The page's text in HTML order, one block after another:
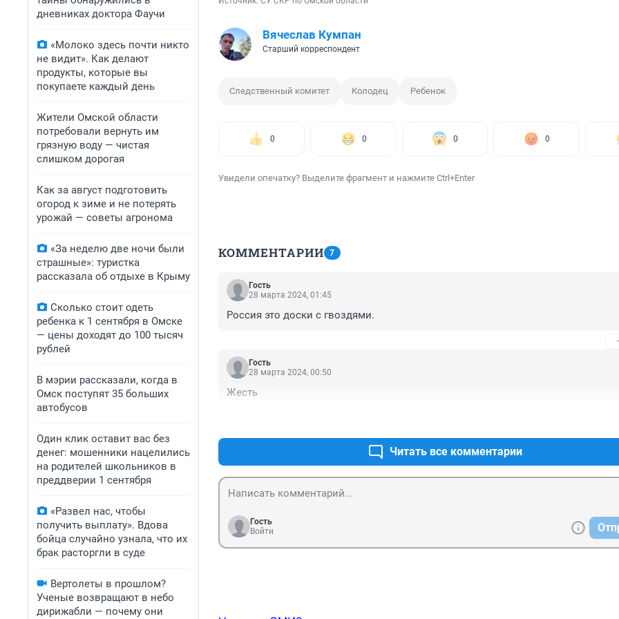
дневниках доктора Фаучи
«Молоко здесь почти никто
не видит». Как делают
продукты, которые вы
покупаете каждый день
Жители Омской области
потребовали вернуть им
грязную воду — чистая
слишком дорогая
Как за август подготовить
огород к зиме и не потерять
урожай — советы агронома
«За неделю две ночи были
страшные»: туристка
рассказала об отдыхе в Крыму
Сколько стоит одеть
ребенка к 1 сентября в Омске
— цены доходят до 100 тысяч
рублей
В мэрии рассказали, когда в
Омск поступят 35 больших
автобусов
Один клик оставит вас без
денег: мошенники нацелились
на родителей школьников в
преддверии 1 сентября
«Развел нас, чтобы
получить выплату». Вдова
бойца случайно узнала, что их
брак расторгли в суде
Вертолеты в прошлом?
Ученые возвращают в небо
дирижабли — почему они
Вячеслав Кумпан
Старший корреспондент
Следственный комитет Колодец Ребенок
0 0 0 0
Увидели опечатку? Выделите фрагмент и нажмите Ctrl+Enter
КОММЕНТАРИИ 7
Гость
28 марта 2024, 01:45
Россия это доски с гвоздями.
Гость
28 марта 2024, 00:50
Жесть
Читать все комментарии
Гость
Войти